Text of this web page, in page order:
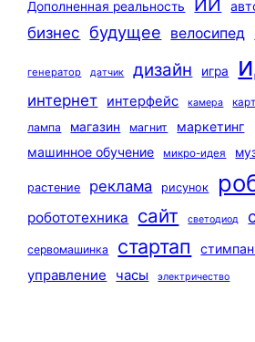
Дополненная реальность ИИ
бизнес будущее велосипед
генератор датчик дизайн игра
интернет интерфейс камера
лампа
магазин магнит
маркетинг
машинное обучение
микро-идея
растение реклама рисунок
робототехника сайт светодиод
сервомашинка стартап
управление часы электричество